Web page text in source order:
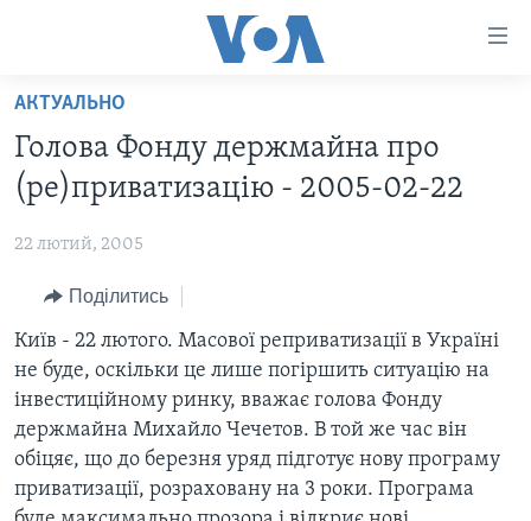
Перейти
матеріалу
Перейти
меню
Перейти
до
Пошуку
АКТУАЛЬНО
США
УКРАЇНА
ВІЙНА - ЦЕ ОСОБИСТЕ
УКРАЇНЦІ У СВІТІ
НАУКА
ЗДОРОВ'Я
КУЛЬТУРА
АНАЛІТИКА
ПОЛІТИКА В США
АДМІНІСТРАЦІЯ ПРЕЗИДЕНТА ТРАМПА: ПЕРШІ 100
УКРАЇНЦІ В АМЕРИЦІ
УКРАЇНА
ІНТЕРВ'Ю
БОРОТЬБА З ДЕЗІНФОРМАЦІЄЮ
АКТУАЛЬНО
Голова Фонду держмайна про
(ре)приватизацiю - 2005-02-22
22 лютий, 2005
Поділитись
Київ - 22 лютого. Масової реприватизації в Україні
не буде, оскільки це лише погіршить ситуацію на
інвестиційному ринку, вважає голова Фонду
держмайна Михайло Чечетов. В той же час він
обіцяє, що до березня уряд підготує нову програму
приватизації, розраховану на 3 роки. Програма